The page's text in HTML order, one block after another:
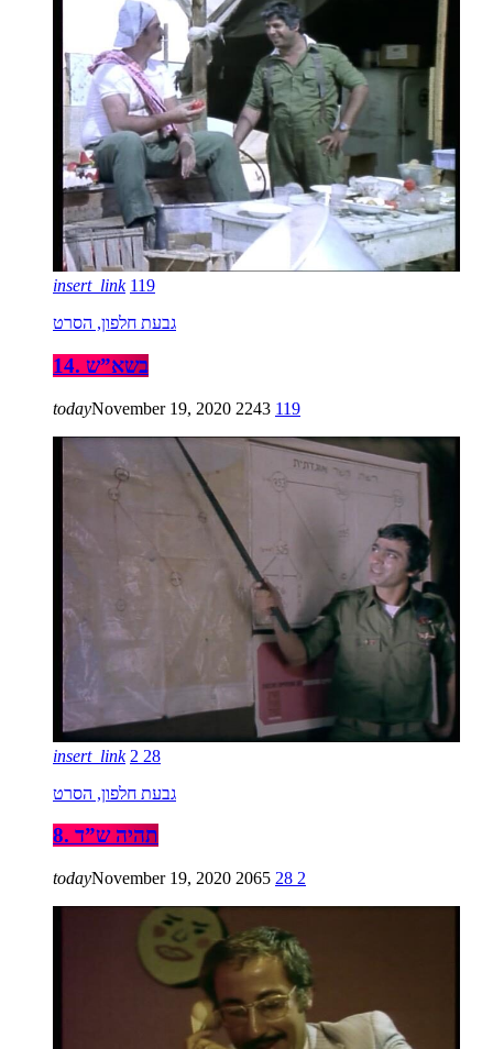
insert_link 119
גבעת חלפון, הסרט
14. בשא”ש
todayNovember 19, 2020 2243 119
insert_link 2 28
גבעת חלפון, הסרט
8. תהיה ש”ד
todayNovember 19, 2020 2065 28 2